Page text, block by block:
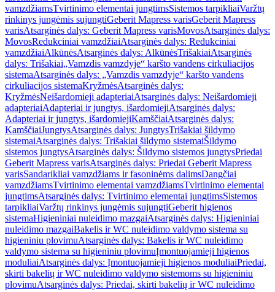
vamzdžiamsTvirtinimo elementai jungtimsSistemos tarpikliaiVaržtų
rinkinys jungėmis sujungtiGeberit Mapress varisGeberit Mapress
varisAtsarginės dalys: Geberit Mapress varisMovosAtsarginės dalys:
MovosRedukciniai vamzdžiaiAtsarginės dalys: Redukciniai
vamzdžiaiAlkūnėsAtsarginės dalys: AlkūnėsTrišakiaiAtsarginės
dalys: Trišakiai„Vamzdis vamzdyje“ karšto vandens cirkuliacijos
sistemaAtsarginės dalys: „Vamzdis vamzdyje“ karšto vandens
cirkuliacijos sistemaKryžmėsAtsarginės dalys:
KryžmėsNeišardomieji adapteriaiAtsarginės dalys: Neišardomieji
adapteriaiAdapteriai ir jungtys, išardomiejiAtsarginės dalys:
Adapteriai ir jungtys, išardomiejiKamščiaiAtsarginės dalys:
KamščiaiJungtysAtsarginės dalys: JungtysTrišakiai šildymo
sistemaiAtsarginės dalys: Trišakiai šildymo sistemaiŠildymo
sistemos jungtysAtsarginės dalys: Šildymo sistemos jungtysPriedai
Geberit Mapress varisAtsarginės dalys: Priedai Geberit Mapress
varisSandarikliai vamzdžiams ir fasoninėms dalimsDangčiai
vamzdžiamsTvirtinimo elementai vamzdžiamsTvirtinimo elementai
jungtimsAtsarginės dalys: Tvirtinimo elementai jungtimsSistemos
tarpikliaiVaržtų rinkinys jungėmis sujungtiGeberit higienos
sistemaHigieniniai nuleidimo mazgaiAtsarginės dalys: Higieniniai
nuleidimo mazgaiBakelis ir WC nuleidimo valdymo sistema su
higieniniu plovimuAtsarginės dalys: Bakelis ir WC nuleidimo
valdymo sistema su higieniniu plovimuĮmontuojamieji higienos
moduliaiAtsarginės dalys: Įmontuojamieji higienos moduliaiPriedai,
skirti bakelių ir WC nuleidimo valdymo sistemoms su higieniniu
plovimuAtsarginės dalys: Priedai, skirti bakelių ir WC nuleidimo